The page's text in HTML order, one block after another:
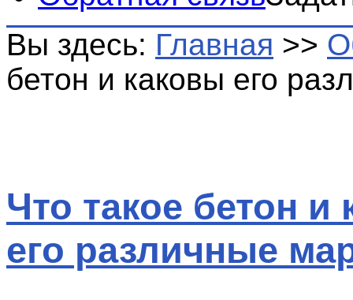
Вы здесь: Главная >>
бетон и каковы его
Что такое бетон и
его различные